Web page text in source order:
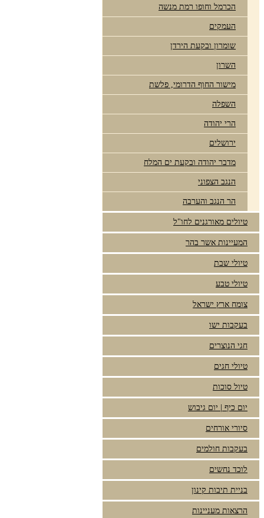
הכרמל וחופו רמת מנשה
העמקים
שומרון ובקעת הירדן
השרון
מישור החוף הדרומי, פלשת
השפלה
הרי יהודה
ירושלים
מדבר יהודה ובקעת ים המלח
הנגב הצפוני
הר הנגב והערבה
טיולים מאורגנים לחו"ל
המעיינות אשר בהר
טיולי שבת
טיולי טבע
צומח ארץ ישראל
בעקבות ישו
חגי הנוצרים
טיולי חגים
טיול סוכות
יום כיף | יום גיבוש
סיורי אורחים
בעקבות חולמים
לוכד נחשים
בניית תיבות קינון
הרצאות מעניינות